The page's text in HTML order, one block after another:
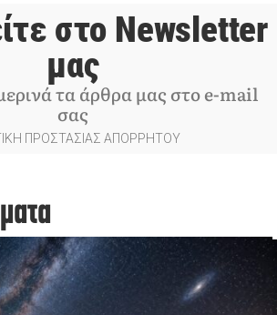
στο Newsletter
μας
τα άρθρα μας στο e-mail
σας
ΠΡΟΣΤΑΣΙΑΣ ΑΠΟΡΡΗΤΟΥ